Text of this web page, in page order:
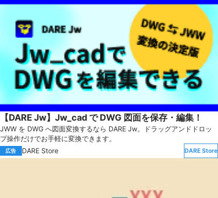
【DARE Jw】Jw_cad で DWG 図面を保存・編集！
JWW を DWG へ図面変換するなら DARE Jw。ドラッグアンドドロッ
プ操作だけでお手軽に変換できます。
広告 DARE Store DARE Store